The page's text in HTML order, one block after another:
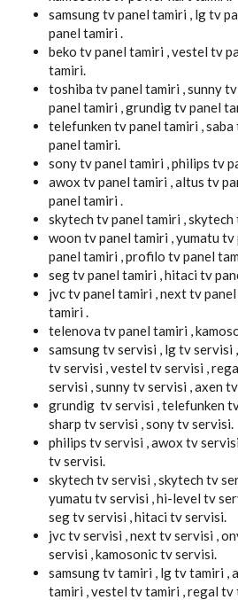
samsung tv panel tamiri , lg tv
panel tamiri .
beko tv panel tamiri , vestel tv
tamiri.
toshiba tv panel tamiri , sunny
panel tamiri , grundig tv panel
telefunken tv panel tamiri ,
panel tamiri.
sony tv panel tamiri , philips tv
awox tv panel tamiri , altus tv
panel tamiri .
skytech tv panel tamiri , skytech
woon tv panel tamiri , yumatu
panel tamiri , profilo tv panel
seg tv panel tamiri , hitaci tv
jvc tv panel tamiri , next tv
tamiri .
telenova tv panel tamiri ,
samsung tv servisi , lg tv servisi
tv servisi , vestel tv servisi ,
servisi , sunny tv servisi , axen
grundig tv servisi , telefunken
sharp tv servisi , sony tv servisi.
philips tv servisi , awox tv
tv servisi.
skytech tv servisi , skytech tv
yumatu tv servisi , hi-level tv
seg tv servisi , hitaci tv servisi.
jvc tv servisi , next tv servisi ,
servisi , kamosonic tv servisi.
samsung tv tamiri , lg tv tamiri ,
tamiri , vestel tv tamiri , regal tv